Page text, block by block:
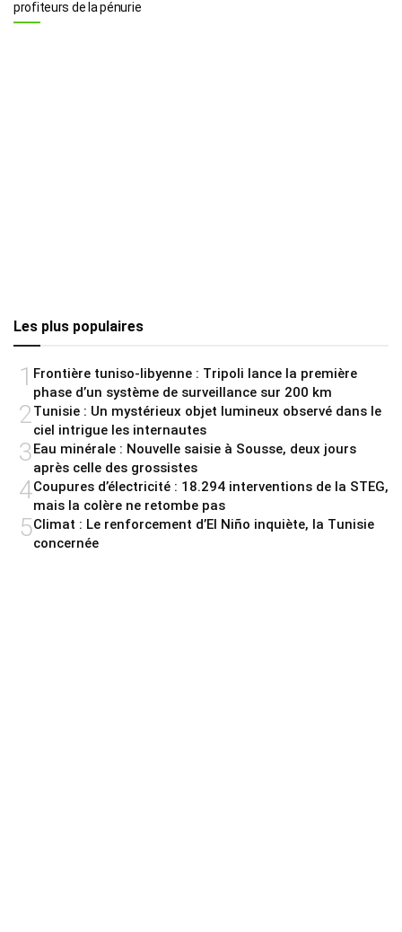
profiteurs de la pénurie
Les plus populaires
1 Frontière tuniso-libyenne : Tripoli lance la première
phase d’un système de surveillance sur 200 km
2Tunisie : Un mystérieux objet lumineux observé dans le
ciel intrigue les internautes
3Eau minérale : Nouvelle saisie à Sousse, deux jours
après celle des grossistes
4Coupures d’électricité : 18.294 interventions de la STEG,
mais la colère ne retombe pas
5Climat : Le renforcement d’El Niño inquiète, la Tunisie
concernée